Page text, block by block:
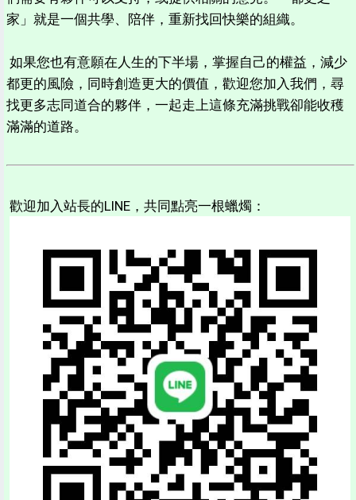
家」就是一個共學、陪伴，重新找回快樂的組織。
如果您也有意願在人生的下半場，掌握自己的權益，減少
都更的風險，同時創造更大的價值，歡迎您加入我們，尋
找更多志同道合的夥伴，一起走上這條充滿挑戰卻能收穫
滿滿的道路。
歡迎加入站長的LINE，共同點亮一根蠟燭：